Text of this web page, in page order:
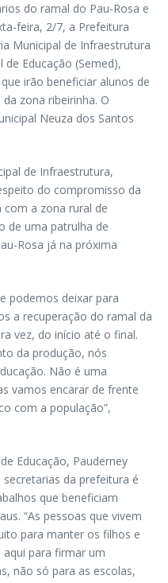
do ramal do Pau-Rosa e
feira, 2/7, a Prefeitura
Municipal de Infraestrutura
de Educação (Semed),
irão beneficiar alunos de
zona ribeirinha. O
Neuza dos Santos
de Infraestrutura,
do compromisso da
a zona rural de
de uma patrulha de
Rosa já na próxima
podemos deixar para
a recuperação do ramal da
vez, do início até o final.
da produção, nós
Não é uma
vamos encarar de frente
com a população”,
Educação, Pauderney
da prefeitura é
que beneficiam
“As pessoas que vivem
para manter os filhos e
para firmar um
não só para as escolas,